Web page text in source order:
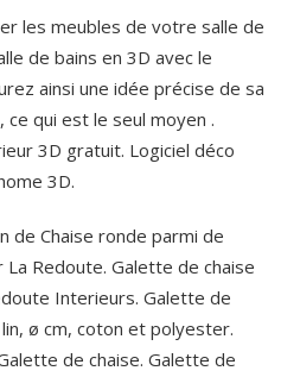
les meubles de votre salle de
de bains en 3D avec le
ainsi une idée précise de sa
qui est le seul moyen .
3D gratuit. Logiciel déco
3D.
de Chaise ronde parmi de
Redoute. Galette de chaise
Interieurs. Galette de
ø cm, coton et polyester.
de chaise. Galette de